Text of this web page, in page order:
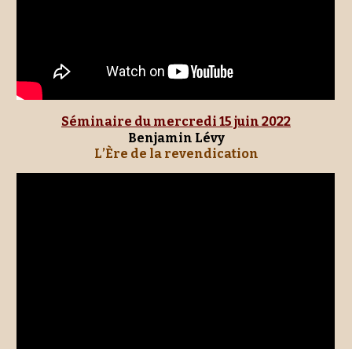
Séminaire du mercredi 15 juin 2022
Benjamin Lévy
L’Ère de la revendication